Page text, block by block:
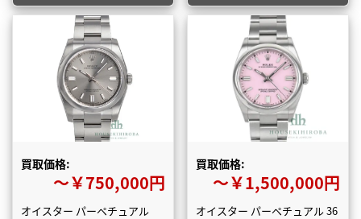
買取価格:
〜￥750,000円
オイスター パーペチュアル
買取価格:
〜￥1,500,000円
オイスター パーペチュアル 36